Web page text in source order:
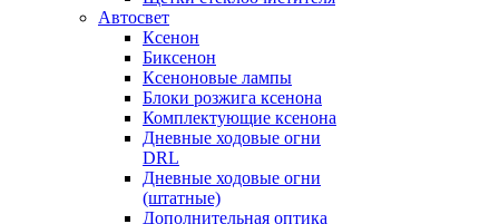
Автосвет
Ксенон
Биксенон
Ксеноновые лампы
Блоки розжига ксенона
Комплектующие ксенона
Дневные ходовые огни
DRL
Дневные ходовые огни
(штатные)
Дополнительная оптика